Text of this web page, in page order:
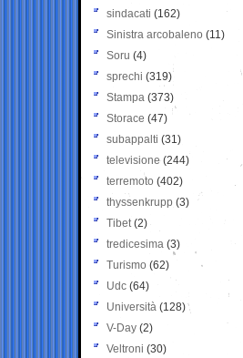
sindacati (162)
Sinistra arcobaleno (11)
Soru (4)
sprechi (319)
Stampa (373)
Storace (47)
subappalti (31)
televisione(244)
terremoto (402)
thyssenkrupp (3)
Tibet(2)
tredicesima (3)
Turismo (62)
Udc (64)
Università (128)
V-Day (2)
Veltroni (30)